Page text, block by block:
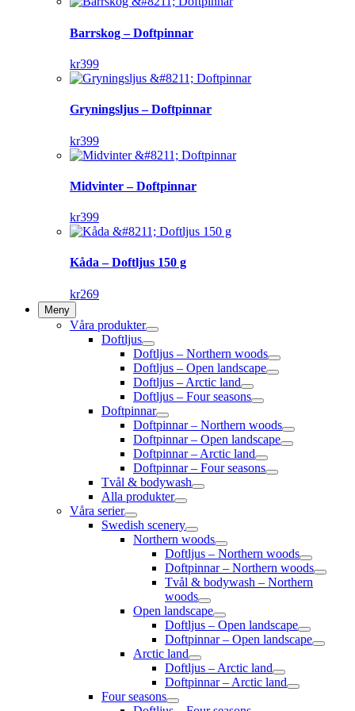
Barrskog – Doftpinnar
kr399
Gryningsljus – Doftpinnar
kr399
Midvinter – Doftpinnar
kr399
Kåda – Doftljus 150 g
kr269
Meny
Våra produkter
Doftljus
Doftljus – Northern woods
Doftljus – Open landscape
Doftljus – Arctic land
Doftljus – Four seasons
Doftpinnar
Doftpinnar – Northern woods
Doftpinnar – Open landscape
Doftpinnar – Arctic land
Doftpinnar – Four seasons
Tvål & bodywash
Alla produkter
Våra serier
Swedish scenery
Northern woods
Doftljus – Northern woods
Doftpinnar – Northern woods
Tvål & bodywash – Northern
woods
Open landscape
Doftljus – Open landscape
Doftpinnar – Open landscape
Arctic land
Doftljus – Arctic land
Doftpinnar – Arctic land
Four seasons